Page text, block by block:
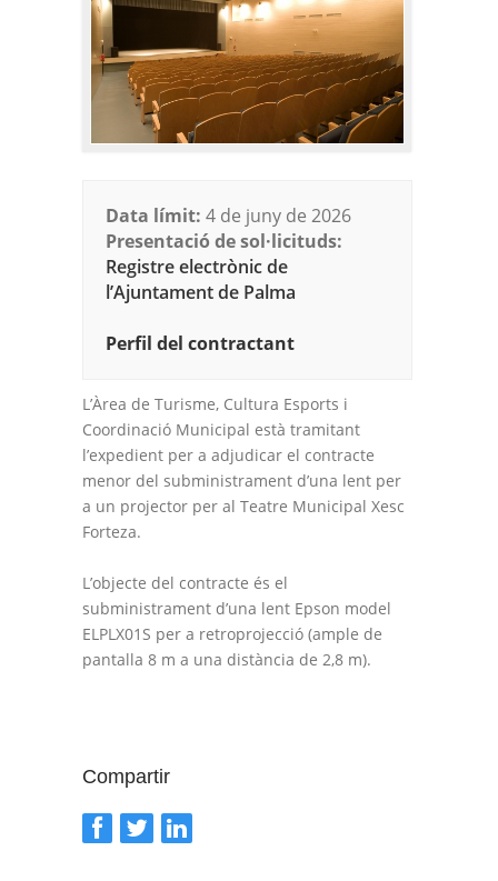
Data límit: 4 de juny de 2026
Presentació de sol·licituds:
Registre electrònic de
l’Ajuntament de Palma
Perfil del contractant
L’Àrea de Turisme, Cultura Esports i
Coordinació Municipal està tramitant
l’expedient per a adjudicar el contracte
menor del subministrament d’una lent per
a un projector per al Teatre Municipal Xesc
Forteza.
L’objecte del contracte és el
subministrament d’una lent Epson model
ELPLX01S per a retroprojecció (ample de
pantalla 8 m a una distància de 2,8 m).
Compartir